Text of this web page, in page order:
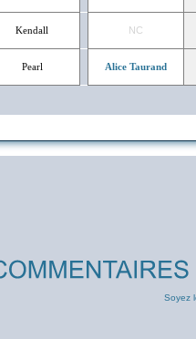
Kendall NC
Pearl Alice Taurand
Soyez